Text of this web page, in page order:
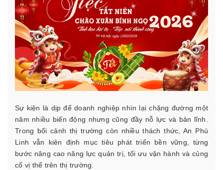
Sự kiện là dịp để doanh nghiệp nhìn lại chặng đường một
năm nhiều biến động nhưng cũng đầy nỗ lực và bản lĩnh.
Trong bối cảnh thị trường còn nhiều thách thức, An Phú
Linh vẫn kiên định mục tiêu phát triển bền vững, từng
bước nâng cao năng lực quản trị, tối ưu vận hành và củng
cố vị thế trên thị trường.